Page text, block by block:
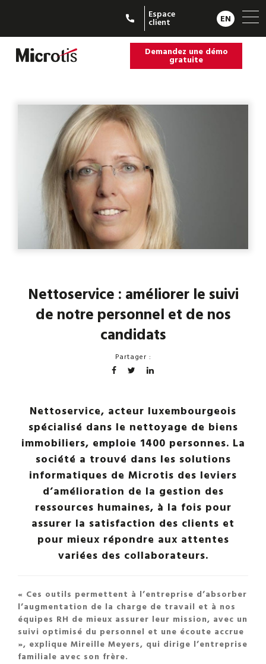
Espace
client EN
Demandez une démo
gratuite
Nettoservice : améliorer le suivi
de notre personnel et de nos
candidats
Partager :
Nettoservice, acteur luxembourgeois
spécialisé dans le nettoyage de biens
immobiliers, emploie 1400 personnes. La
société a trouvé dans les solutions
informatiques de Microtis des leviers
d’amélioration de la gestion des
ressources humaines, à la fois pour
assurer la satisfaction des clients et
pour mieux répondre aux attentes
variées des collaborateurs.
« Ces outils permettent à l’entreprise d’absorber
l’augmentation de la charge de travail et à nos
équipes RH de mieux assurer leur mission, avec un
suivi optimisé du personnel et une écoute accrue
», explique Mireille Meyers, qui dirige l’entreprise
familiale avec son frère.